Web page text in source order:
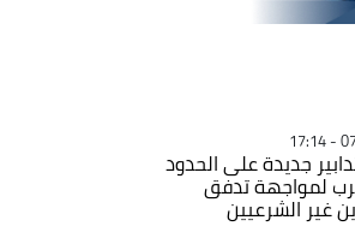
جديدة على الحدود
لمواجهة تدفق
غير الشرعيين